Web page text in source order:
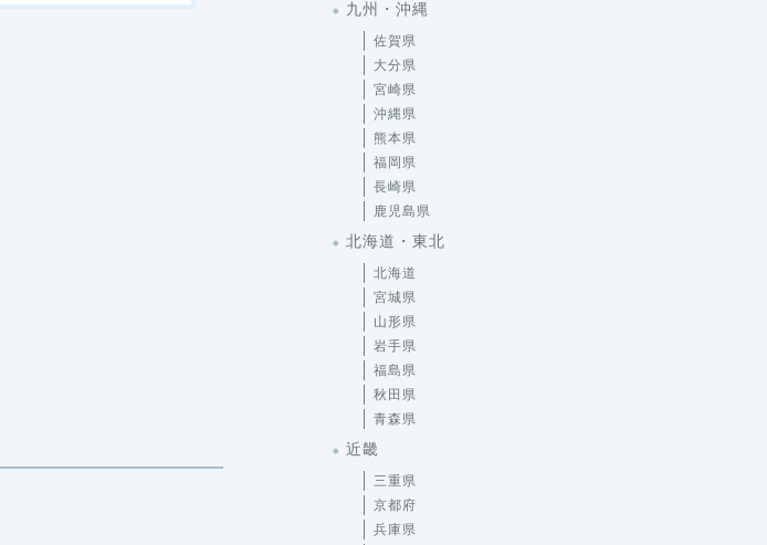
九州・沖縄
佐賀県
大分県
宮崎県
沖縄県
熊本県
福岡県
長崎県
鹿児島県
北海道・東北
北海道
宮城県
山形県
岩手県
福島県
秋田県
青森県
近畿
三重県
京都府
兵庫県